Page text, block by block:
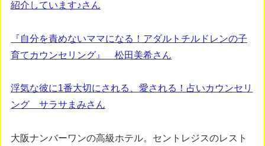
紹介しています♪さん
『自分を責めないママになる！アダルトチルドレンの子
育てカウンセリング』 松田美希さん
浮気な彼に1番大切にされる、愛される！占いカウンセリ
ング サラサまみさん
大阪ナンバーワンの高級ホテル。セントレジスのレスト